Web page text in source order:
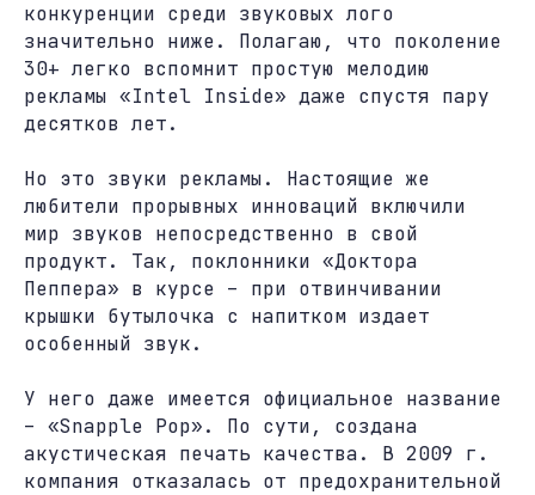
конкуренции среди звуковых лого
значительно ниже. Полагаю, что поколение
30+ легко вспомнит простую мелодию
рекламы «Intel Inside» даже спустя пару
десятков лет.
Но это звуки рекламы. Настоящие же
любители прорывных инноваций включили
мир звуков непосредственно в свой
продукт. Так, поклонники «Доктора
Пеппера» в курсе – при отвинчивании
крышки бутылочка с напитком издает
особенный звук.
У него даже имеется официальное название
– «Snapple Pop». По сути, создана
акустическая печать качества. В 2009 г.
компания отказалась от предохранительной